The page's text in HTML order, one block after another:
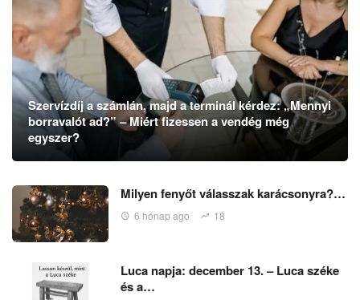
Szervízdíj a számlán, majd a terminál kérdez: „Mennyi
borravalót ad?” – Miért fizessen a vendég még
egyszer?
Milyen fenyőt válasszak karácsonyra?…
6 hónap ago 18
Luca napja: december 13. – Luca széke
és a…